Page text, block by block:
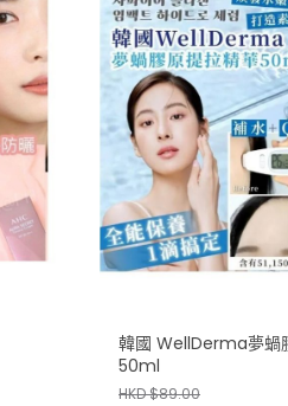
韓國 WellDerma夢蝸
50ml
HKD $89.00